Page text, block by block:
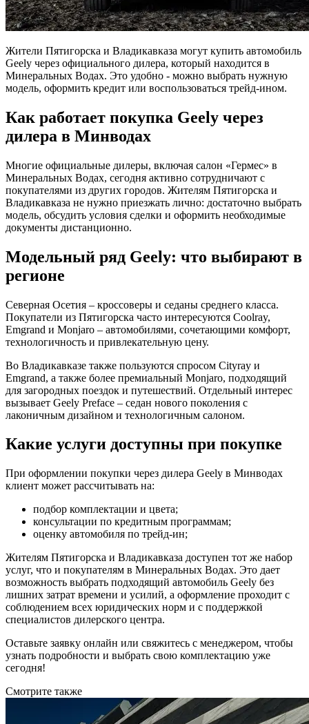
Жители Пятигорска и Владикавказа могут купить автомобиль
Geely через официального дилера, который находится в
Минеральных Водах. Это удобно - можно выбрать нужную
модель, оформить кредит или воспользоваться трейд-ином.
Как работает покупка Geely через
дилера в Минводах
Многие официальные дилеры, включая салон «Гермес» в
Минеральных Водах, сегодня активно сотрудничают с
покупателями из других городов. Жителям Пятигорска и
Владикавказа не нужно приезжать лично: достаточно выбрать
модель, обсудить условия сделки и оформить необходимые
документы дистанционно.
Модельный ряд Geely: что выбирают в
регионе
Северная Осетия – кроссоверы и седаны среднего класса.
Покупатели из Пятигорска часто интересуются Coolray,
Emgrand и Monjaro – автомобилями, сочетающими комфорт,
технологичность и привлекательную цену.
Во Владикавказе также пользуются спросом Cityray и
Emgrand, а также более премиальный Monjaro, подходящий
для загородных поездок и путешествий. Отдельный интерес
вызывает Geely Preface – седан нового поколения с
лаконичным дизайном и технологичным салоном.
Какие услуги доступны при покупке
При оформлении покупки через дилера Geely в Минводах
клиент может рассчитывать на:
подбор комплектации и цвета;
консультации по кредитным программам;
оценку автомобиля по трейд-ин;
Жителям Пятигорска и Владикавказа доступен тот же набор
услуг, что и покупателям в Минеральных Водах. Это дает
возможность выбрать подходящий автомобиль Geely без
лишних затрат времени и усилий, а оформление проходит с
соблюдением всех юридических норм и с поддержкой
специалистов дилерского центра.
Оставьте заявку онлайн или свяжитесь с менеджером, чтобы
узнать подробности и выбрать свою комплектацию уже
сегодня!
Смотрите также